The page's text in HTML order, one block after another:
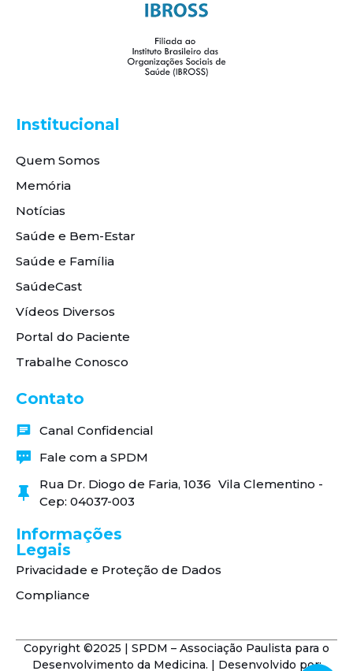
Institucional
Quem Somos
Memória
Notícias
Saúde e Bem-Estar
Saúde e Família
SaúdeCast
Vídeos Diversos
Portal do Paciente
Trabalhe Conosco
Contato
Canal Confidencial
Fale com a SPDM
Rua Dr. Diogo de Faria, 1036 Vila Clementino -
Cep: 04037-003
Informações
Legais
Privacidade e Proteção de Dados
Compliance
Copyright ©2025 | SPDM – Associação Paulista para o
Desenvolvimento da Medicina. | Desenvolvido por: